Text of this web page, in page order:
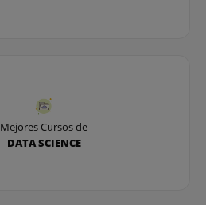
Mejores Cursos de
DATA SCIENCE